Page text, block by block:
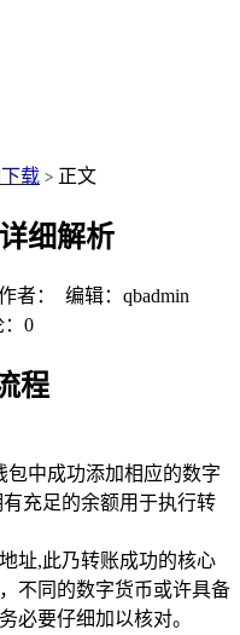
载 > 正文
细解析
者： 编辑：qbadmin
：0
程
包中成功添加相应的数字
充足的余额用于执行转
址,此乃转账成功的核心
不同的数字货币或许具备
必要仔细加以核对。